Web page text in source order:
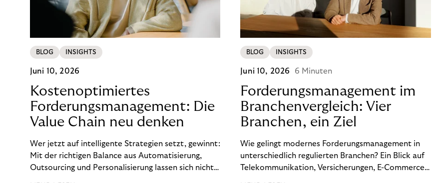
BLOG INSIGHTS
Juni 10, 2026
Kostenoptimiertes
Forderungsmanagement: Die
Value Chain neu denken
Wer jetzt auf intelligente Strategien setzt, gewinnt:
Mit der richtigen Balance aus Automatisierung,
Outsourcing und Personalisierung lassen sich nicht
BLOG INSIGHTS
Juni 10, 2026 6 Minuten
Forderungsmanagement im
Branchenvergleich: Vier
Branchen, ein Ziel
Wie gelingt modernes Forderungsmanagement in
unterschiedlich regulierten Branchen? Ein Blick auf
Telekommunikation, Versicherungen, E-Commerce